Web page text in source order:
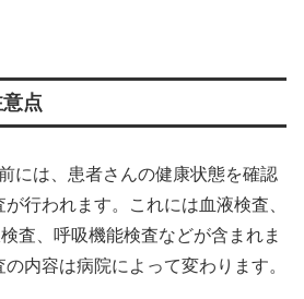
点
には、患者さんの健康状態を確認
行われます。これには血液検査、
査、呼吸機能検査などが含まれま
内容は病院によって変わります。